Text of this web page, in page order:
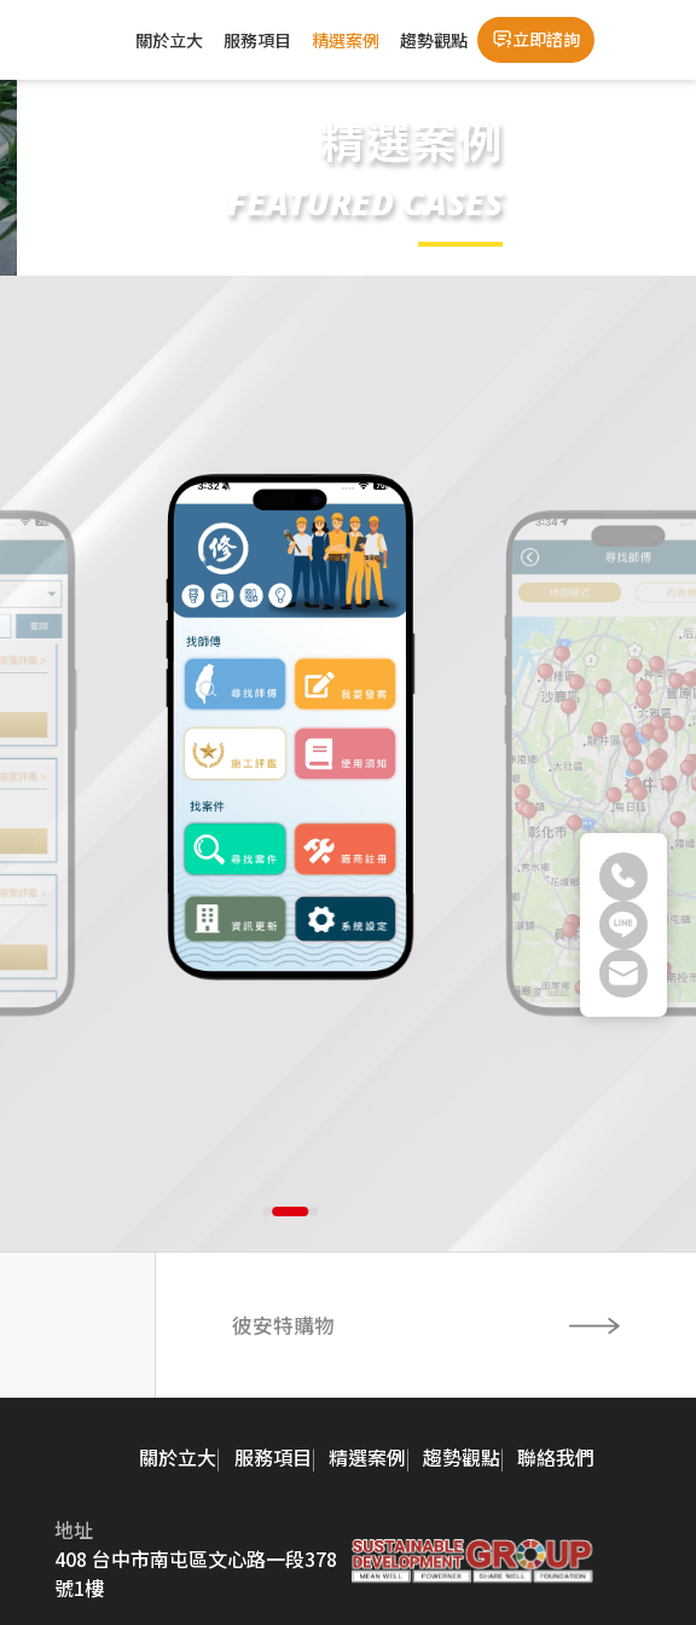
關於立大 服務項目 精選案例 趨勢觀點 立即諮詢
精選案例
FEATURED CASES
彼安特購物
關於立大 服務項目 精選案例 趨勢觀點 聯絡我們
地址
408 台中市南屯區文心路一段378
號1樓